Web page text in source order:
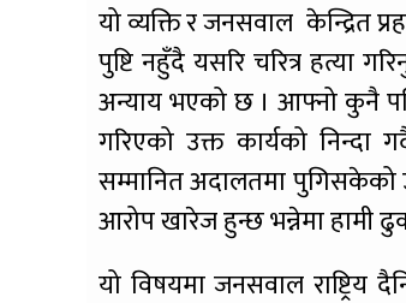
यो व्यक्ति र जनसवाल केन्द्रित
पुष्टि नहुँदै यसरि चरित्र हत्या
अन्याय भएको छ । आफ्नो कुनै
गरिएको उक्त कार्यको निन्दा
सम्मानित अदालतमा पुगिसकेको
आरोप खारेज हुन्छ भन्नेमा हामी
यो विषयमा जनसवाल राष्ट्रिय